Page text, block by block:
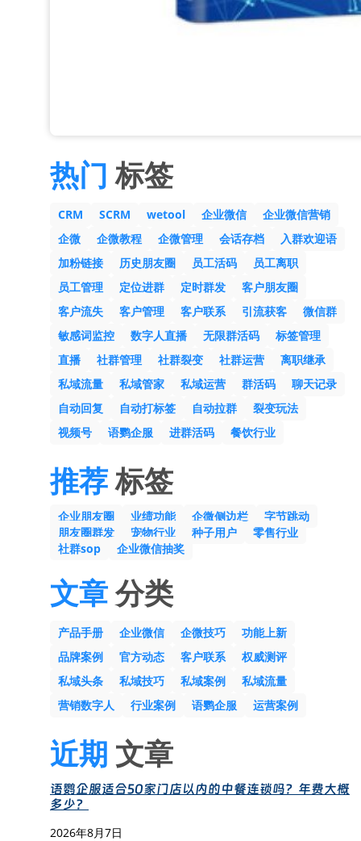
热门 标签
CRM SCRM wetool 企业微信
企业微信营销
企微
企微教程 企微管理 会话存档
入群欢迎语
加粉链接
历史朋友圈 员工活码
员工离职
员工管理
定位进群 定时群发
客户朋友圈
客户流失
客户管理 客户联系 引流获客
微信群
敏感词监控
数字人直播 无限群活码
标签管理
直播
社群管理 社群裂变 社群运营
离职继承
私域流量
私域管家 私域运营 群活码
聊天记录
自动回复
自动打标签 自动拉群
裂变玩法
视频号
语鹦企服 进群活码 餐饮行业
推荐标签
企业朋友圈 业绩功能 企微侧边栏
字节跳动
朋友圈群发
宠物行业 种子用户
零售行业
社群sop
企业微信抽奖
文章分类
产品手册 企业微信 企微技巧
功能上新
品牌案例
官方动态 客户联系
权威测评
私域头条
私域技巧 私域案例
私域流量
营销数字人
行业案例 语鹦企服 运营案例
近期 文章
语鹦企服适合50家门店以内的中餐连锁吗？年费大概
多少？
2026年8月7日